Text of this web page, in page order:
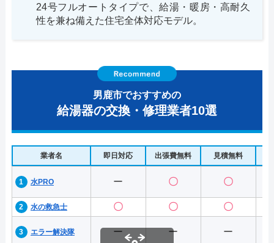
24号フルオートタイプで、給湯・暖房・高耐久
性を兼ね備えた住宅全体対応モデル。
男鹿市でおすすめの
給湯器の交換・修理業者10選
業者名 即日対応 出張費無料 見積無料
水PRO ー 〇 〇
水の救急士 〇 〇 〇
エラー解決隊 ー ー ー